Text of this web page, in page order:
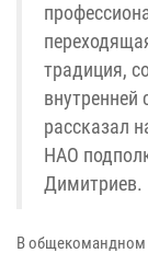
традиция,
внутренней
рассказал
НАО
Димитриев.
В общекомандном